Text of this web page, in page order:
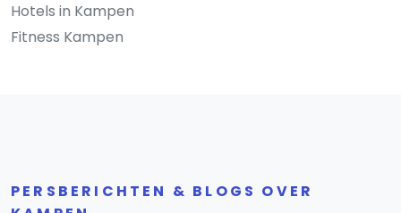
Hotels in Kampen
Fitness Kampen
PERSBERICHTEN & BLOGS OVER